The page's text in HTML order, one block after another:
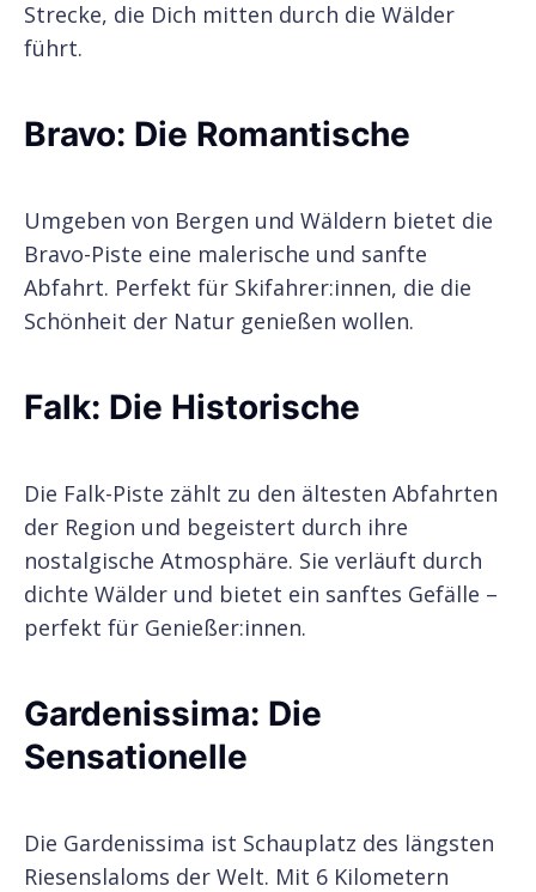
Strecke, die Dich mitten durch die Wälder
führt.
Bravo: Die Romantische
Umgeben von Bergen und Wäldern bietet die
Bravo-Piste eine malerische und sanfte
Abfahrt. Perfekt für Skifahrer:innen, die die
Schönheit der Natur genießen wollen.
Falk: Die Historische
Die Falk-Piste zählt zu den ältesten Abfahrten
der Region und begeistert durch ihre
nostalgische Atmosphäre. Sie verläuft durch
dichte Wälder und bietet ein sanftes Gefälle –
perfekt für Genießer:innen.
Gardenissima: Die
Sensationelle
Die Gardenissima ist Schauplatz des längsten
Riesenslaloms der Welt. Mit 6 Kilometern